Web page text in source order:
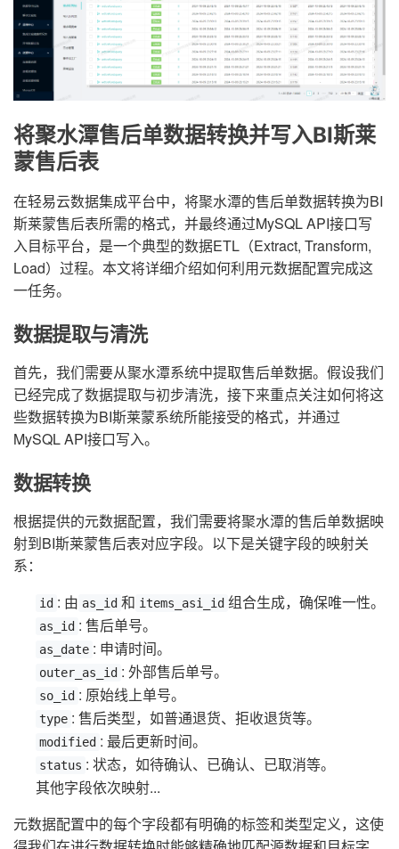
将聚水潭售后单数据转换并写入BI斯莱
蒙售后表
在轻易云数据集成平台中，将聚水潭的售后单数据转换为BI
斯莱蒙售后表所需的格式，并最终通过MySQL API接口写
入目标平台，是一个典型的数据ETL（Extract, Transform,
Load）过程。本文将详细介绍如何利用元数据配置完成这
一任务。
数据提取与清洗
首先，我们需要从聚水潭系统中提取售后单数据。假设我们
已经完成了数据提取与初步清洗，接下来重点关注如何将这
些数据转换为BI斯莱蒙系统所能接受的格式，并通过
MySQL API接口写入。
数据转换
根据提供的元数据配置，我们需要将聚水潭的售后单数据映
射到BI斯莱蒙售后表对应字段。以下是关键字段的映射关
系：
id : 由 as_id 和 items_asi_id 组合生成，确保唯一性。
as_id : 售后单号。
as_date : 申请时间。
outer_as_id : 外部售后单号。
so_id : 原始线上单号。
type : 售后类型，如普通退货、拒收退货等。
modified : 最后更新时间。
status : 状态，如待确认、已确认、已取消等。
其他字段依次映射...
元数据配置中的每个字段都有明确的标签和类型定义，这使